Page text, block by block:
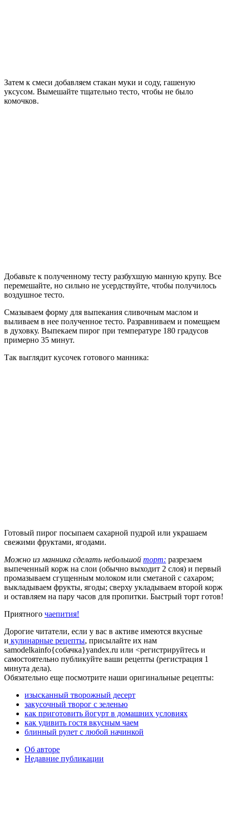
Затем к смеси добавляем стакан муки и соду, гашеную
уксусом. Вымешайте тщательно тесто, чтобы не было
комочков.
Добавьте к полученному тесту разбухшую манную крупу. Все
перемешайте, но сильно не усердствуйте, чтобы получилось
воздушное тесто.
Смазываем форму для выпекания сливочным маслом и
выливаем в нее полученное тесто. Разравниваем и помещаем
в духовку. Выпекаем пирог при температуре 180 градусов
примерно 35 минут.
Так выглядит кусочек готового манника:
Готовый пирог посыпаем сахарной пудрой или украшаем
свежими фруктами, ягодами.
Можно из манника сделать небольшой торт: разрезаем
выпеченный корж на слои (обычно выходит 2 слоя) и первый
промазываем сгущенным молоком или сметаной с сахаром;
выкладываем фрукты, ягоды; сверху укладываем второй корж
и оставляем на пару часов для пропитки. Быстрый торт готов!
Приятного чаепития!
Дорогие читатели, если у вас в активе имеются вкусные
и кулинарные рецепты, присылайте их нам
samodelkainfo{собачка}yandex.ru или <регистрируйтесь и
самостоятельно публикуйте ваши рецепты (регистрация 1
минута дела).
Обязательно еще посмотрите наши оригинальные рецепты:
изысканный творожный десерт
закусочный творог с зеленью
как приготовить йогурт в домашних условиях
как удивить гостя вкусным чаем
блинный рулет с любой начинкой
Об авторе
Недавние публикации